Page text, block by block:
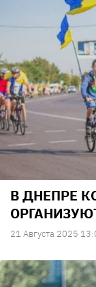
В ДНЕПРЕ
21 Августа 2025